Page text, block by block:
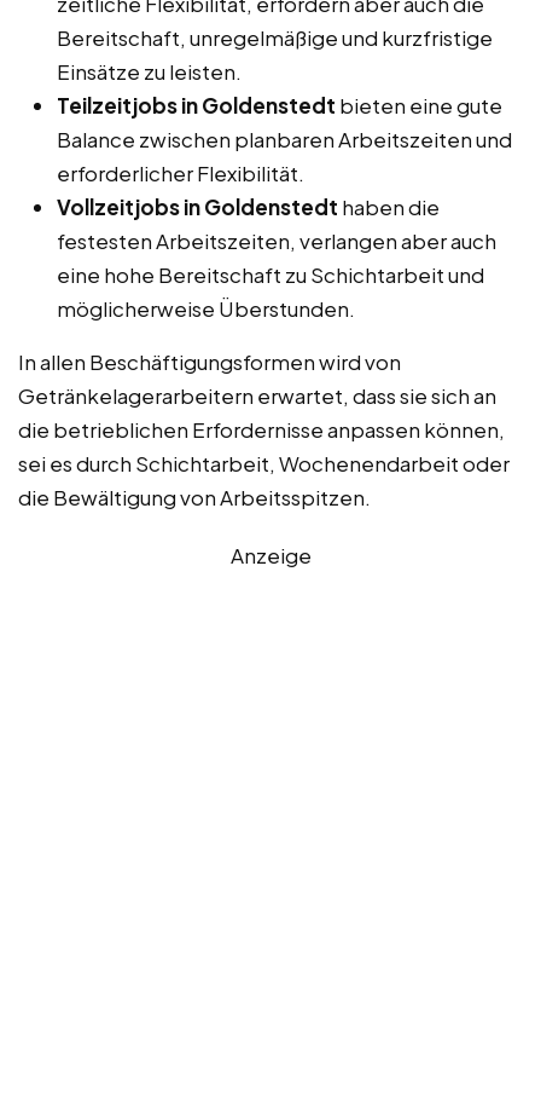
Bereitschaft, unregelmäßige und kurzfristige
Einsätze zu leisten.
Teilzeitjobs in Goldenstedt bieten eine gute
Balance zwischen planbaren Arbeitszeiten und
erforderlicher Flexibilität.
Vollzeitjobs in Goldenstedt haben die
festesten Arbeitszeiten, verlangen aber auch
eine hohe Bereitschaft zu Schichtarbeit und
möglicherweise Überstunden.
In allen Beschäftigungsformen wird von
Getränkelagerarbeitern erwartet, dass sie sich an
die betrieblichen Erfordernisse anpassen können,
sei es durch Schichtarbeit, Wochenendarbeit oder
die Bewältigung von Arbeitsspitzen.
Anzeige